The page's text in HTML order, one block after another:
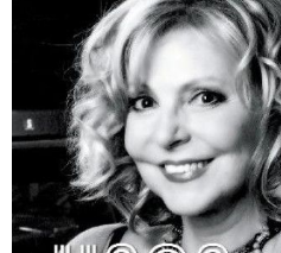
16. Nápad (Everybody's
17. Moře samoty